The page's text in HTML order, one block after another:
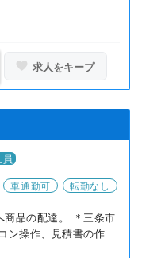
求人をキープ
員
車通勤可 転勤なし
商品の配達。 ＊三条市
ン操作、見積書の作